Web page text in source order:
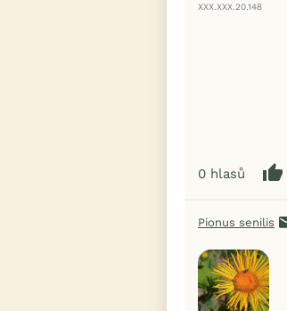
XXX.XXX.20.148
0 hlasů
Pionus senilis